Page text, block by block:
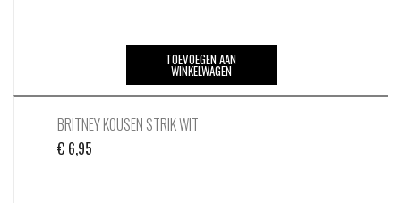
TOEVOEGEN AAN
WINKELWAGEN
BRITNEY KOUSEN STRIK WIT
€ 6,95